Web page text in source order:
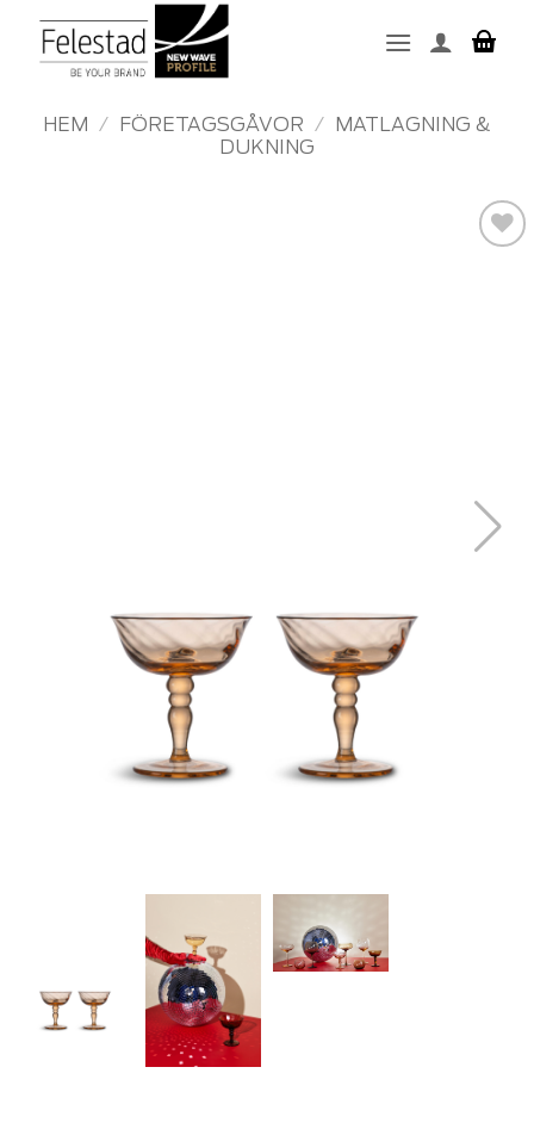
content
HEM / FÖRETAGSGÅVOR / MATLAGNING &
DUKNING